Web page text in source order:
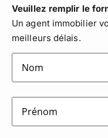
Veuillez remplir le
Un agent immobilier
meilleurs délais.
lastname(Nécessaire)
firstname(Nécessaire)